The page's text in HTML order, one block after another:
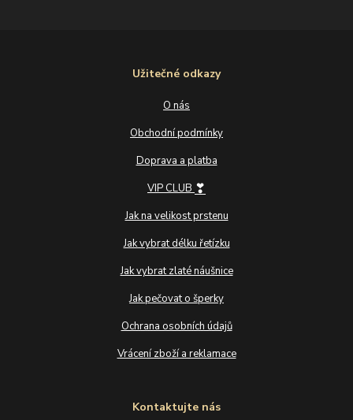
Užitečné odkazy
O nás
Obchodní podmínky
Doprava a platba
VIP CLUB ❣
Jak na velikost prstenu
Jak vybrat délku řetízku
Jak vybrat zlaté náušnice
Jak pečovat o šperky
Ochrana osobních údajů
Vrácení zboží a reklamace
Kontaktujte nás